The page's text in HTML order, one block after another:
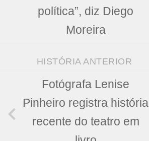
política”, diz Diego
Moreira
HISTÓRIA ANTERIOR
Fotógrafa Lenise
Pinheiro registra história
recente do teatro em